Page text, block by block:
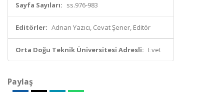
Sayfa Sayıları: ss.976-983
Editörler: Adnan Yazıcı, Cevat Şener, Editör
Orta Doğu Teknik Üniversitesi Adresli: Evet
Paylaş